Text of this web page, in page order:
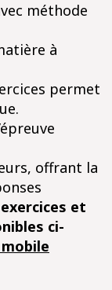
méthode
à
permet
offrant la
et
ci-